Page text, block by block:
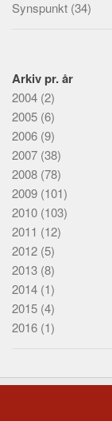
Synspunkt (34)
Arkiv pr. år
2004 (2)
2005 (6)
2006 (9)
2007 (38)
2008 (78)
2009 (101)
2010 (103)
2011 (12)
2012 (5)
2013 (8)
2014 (1)
2015 (4)
2016 (1)